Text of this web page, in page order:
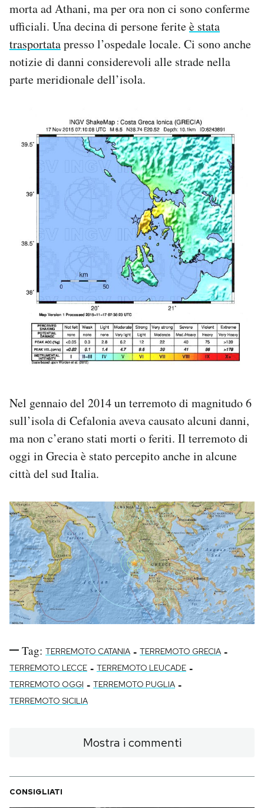
morta ad Athani, ma per ora non ci sono conferme
ufficiali. Una decina di persone feriteè stata
trasportatapresso l’ospedale locale. Ci sono anche
notizie di danni considerevoli alle strade nella
parte meridionale dell’isola.
Nel gennaio del 2014 un terremoto di magnitudo 6
sull’isola di Cefalonia aveva causato alcuni danni,
ma non c’erano stati morti o feriti. Il terremoto di
oggi in Grecia è stato percepito anche in alcune
città del sud Italia.
Tag: TERREMOTO CATANIA - TERREMOTO GRECIA -
TERREMOTO LECCE - TERREMOTO LEUCADE -
TERREMOTO OGGI - TERREMOTO PUGLIA -
TERREMOTO SICILIA
Mostra i commenti
CONSIGLIATI